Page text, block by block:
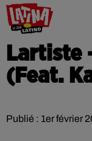
Lartiste
(Feat.
Publié : 1er février